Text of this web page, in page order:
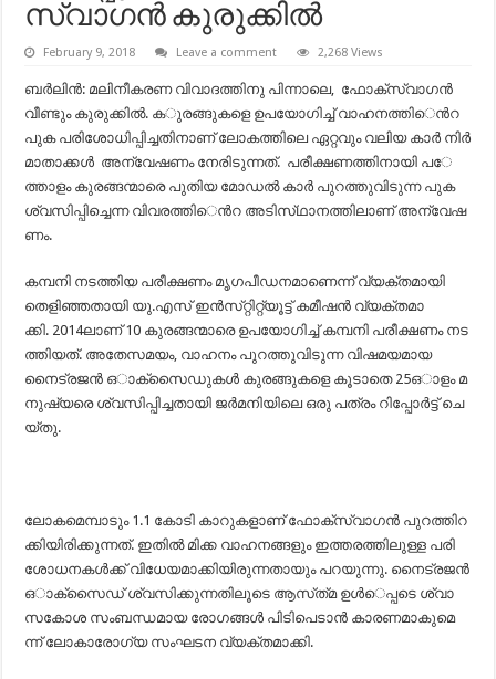
സ്​​വാ​ഗ​ൻ കുരുക്കിൽ
February 9, 2018 Leave a comment 2,268 Views
ബ​ർ​ലി​ൻ: മ​ലി​നീ​ക​ര​ണ വി​വാ​ദ​ത്തി​നു പി​ന്നാ​ലെ, ഫോ​ക്​​സ്​​വാ​ഗ​ൻ
വീ​ണ്ടും കു​രു​ക്കി​ൽ. ക​ു​ര​ങ്ങു​​ക​ളെ ഉ​പ​യോ​ഗി​ച്ച്​ വാ​ഹ​ന​ത്തി​​െൻറ
പു​ക പ​രി​ശോ​ധി​പ്പി​ച്ച​തി​നാ​ണ്​ ലോ​ക​ത്തി​ലെ ഏ​റ്റ​വും വ​ലി​യ കാ​ർ നി​ർ​
മാ​താ​ക്ക​ൾ അ​ന്വേ​ഷ​ണം നേ​രി​ടു​ന്ന​ത്. പ​രീ​ക്ഷ​ണ​ത്തി​നാ​യി പ​േ​
ത്താ​ളം കു​ര​ങ്ങ​ന്മാ​രെ പു​തി​യ മോ​ഡ​ൽ കാ​ർ പു​റ​ത്തു​വി​ടു​ന്ന പു​ക
ശ്വ​സി​പ്പി​​ച്ചെ​ന്ന വി​വ​ര​ത്തി​​െൻറ അ​ടി​സ്​​ഥാ​ന​ത്തി​ലാ​ണ്​ അ​ന്വേ​ഷ​
ണം.
ക​മ്പ​നി ന​ട​ത്തി​യ പ​രീ​ക്ഷ​ണം മൃ​ഗ​പീ​ഡ​ന​മാ​ണെ​ന്ന്​ വ്യ​ക്ത​മാ​യി
തെ​ളി​ഞ്ഞ​താ​യി യു.​എ​സ്​ ഇ​ൻ​സ്​​റ്റി​റ്റ്യൂ​ട്ട്​ ക​മീ​ഷ​ൻ വ്യ​ക്ത​മാ​
ക്കി. 201​4ലാ​ണ്​ 10 കു​ര​ങ്ങ​ന്മാ​രെ ഉ​പ​യോ​ഗി​ച്ച്​ ക​മ്പ​നി പ​രീ​ക്ഷ​ണം ന​ട​
ത്തി​യ​ത്. അ​തേ​സ​മ​യം, വാ​ഹ​നം പു​റ​ത്തു​വി​ടു​ന്ന വി​ഷ​മ​യ​മാ​യ ​
നൈ​ട്ര​ജ​ൻ ഒാ​ക്​​സൈ​ഡു​ക​ൾ കു​ര​ങ്ങു​ക​ളെ കൂ​ടാ​തെ 25ഒാ​ളം മ​
നു​ഷ്യ​രെ ശ്വ​സി​പ്പി​ച്ച​താ​യി ജ​ർ​മ​നി​യി​ലെ ഒ​രു പ​ത്രം റി​പ്പോ​ർ​ട്ട്​ ചെ​
യ്​​തു.
ലോ​​ക​മെ​മ്പാ​ടും 1.1 കോ​ടി കാ​റു​ക​ളാ​ണ്​ ഫോ​ക്​​സ്​​വാ​ഗ​ൻ പു​റ​ത്തി​റ​
ക്കി​യി​രി​ക്കു​ന്ന​ത്. ഇ​തി​ൽ മി​ക്ക വാ​ഹ​ന​ങ്ങ​ളും ഇ​ത്ത​ര​ത്തി​ലു​ള്ള പ​രി​
ശോ​ധ​ന​ക​ൾ​ക്ക്​ വി​ധേ​യ​മാ​ക്കി​യി​രു​ന്ന​താ​യും പ​റ​യു​ന്നു. നൈ​ട്ര​ജ​ൻ
ഒാ​ക്​​സൈ​ഡ്​ ശ്വ​സി​ക്കു​ന്ന​തി​ലൂ​ടെ ആ​സ്​​ത്​​മ ഉ​ൾ​െ​പ്പ​ടെ ശ്വാ​
സ​കോ​ശ സം​ബ​ന്ധ​മാ​യ രോ​ഗ​ങ്ങ​ൾ പി​ടി​പെ​ടാ​ൻ കാ​ര​ണ​മാ​കു​മെ​
ന്ന്​ ലോ​കാ​രോ​ഗ്യ സം​ഘ​ട​ന വ്യ​ക്ത​മാ​ക്കി.